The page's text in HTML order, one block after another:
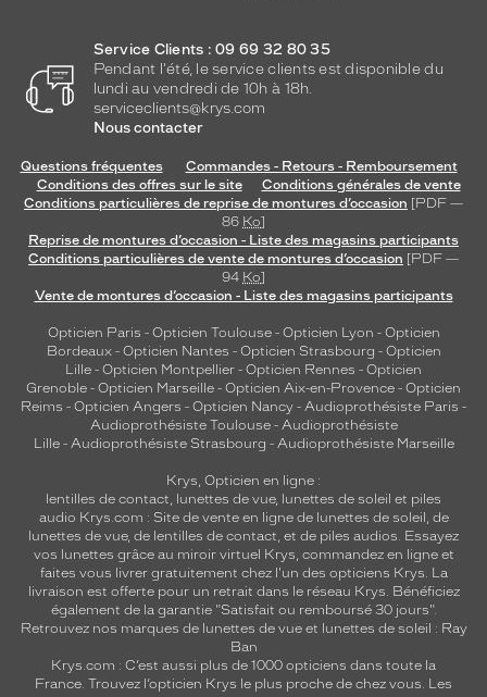
Service Clients : 09 69 32 80 35
Pendant l'été, le service clients est disponible du
lundi au vendredi de 10h à 18h.
serviceclients@krys.com
Nous contacter
Questions fréquentes
Commandes - Retours - Remboursement
Conditions des offres sur le site
Conditions générales de vente
Conditions particulières de reprise de montures d’occasion [PDF —
86 Ko]
Reprise de montures d’occasion - Liste des magasins participants
Conditions particulières de vente de montures d’occasion [PDF —
94 Ko]
Vente de montures d’occasion - Liste des magasins participants
Opticien Paris - Opticien Toulouse- Opticien Lyon - Opticien
Bordeaux- Opticien Nantes - Opticien Strasbourg - Opticien
Lille - Opticien Montpellier - Opticien Rennes - Opticien
Grenoble - Opticien Marseille - Opticien Aix-en-Provence - Opticien
Reims - Opticien Angers - Opticien Nancy - Audioprothésiste Paris -
Audioprothésiste Toulouse- Audioprothésiste
Lille- Audioprothésiste Strasbourg - Audioprothésiste Marseille
Krys, Opticien en ligne :
lentilles de contact, lunettes de vue, lunettes de soleil et piles
audio Krys.com : Site de vente en ligne de lunettes de soleil, de
lunettes de vue, de lentilles de contact, et de piles audios. Essayez
vos lunettes grâce au miroir virtuel Krys, commandez en ligne et
faites vous livrer gratuitement chez l'un des opticiens Krys. La
livraison est offerte pour un retrait dans le réseau Krys. Bénéficiez
également de la garantie "Satisfait ou remboursé 30 jours".
Retrouvez nos marques de lunettes de vue et lunettes de soleil : Ray
Ban
Krys.com : C’est aussi plus de 1000 opticiens dans toute la
France. Trouvez l’opticien Krys le plus proche de chez vous. Les